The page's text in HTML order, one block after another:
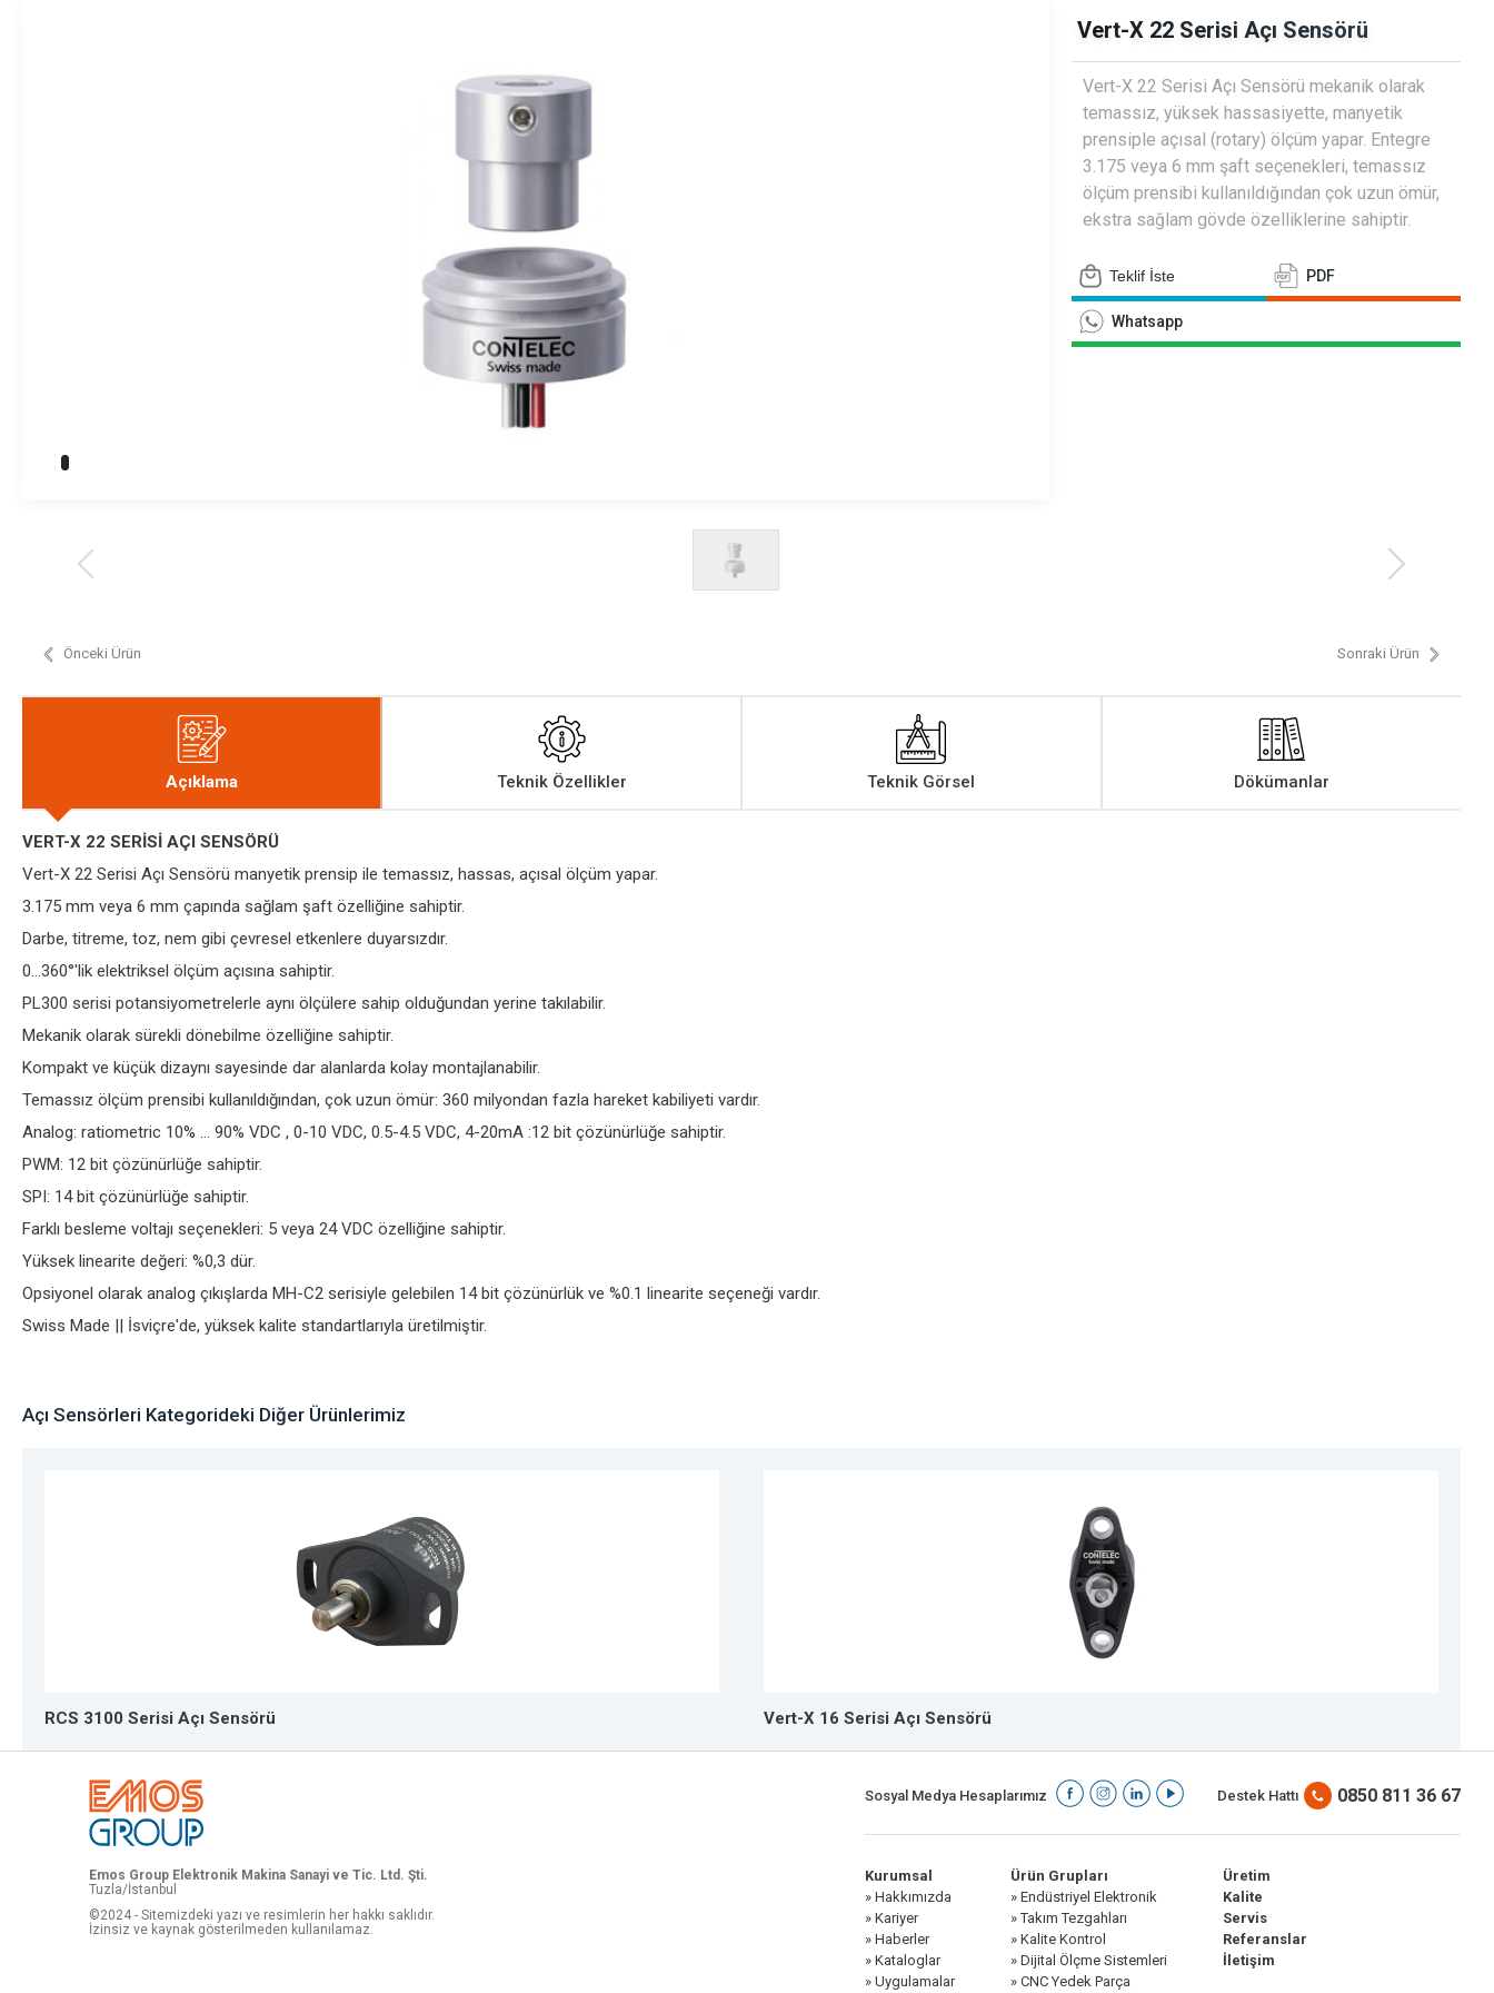
» Takım Tezgahları
Potansiyometreler
Endüstriyel Otomasyon ve Kontrol
Vert-X 22 Serisi Açı Sensörü
Vert-X 22 Serisi Açı Sensörü mekanik olarak
temassız, yüksek hassasiyette, manyetik
prensiple açısal (rotary) ölçüm yapar. Entegre
3.175 veya 6 mm şaft seçenekleri, temassız
ölçüm prensibi kullanıldığından çok uzun ömür,
ekstra sağlam gövde özelliklerine sahiptir.
Teklif İste PDF
Whatsapp
Önceki Ürün Sonraki Ürün
Açıklama Teknik Özellikler Teknik Görsel Dökümanlar
VERT-X 22 SERİSİ AÇI SENSÖRÜ
Vert-X 22 Serisi Açı Sensörü manyetik prensip ile temassız, hassas, açısal ölçüm yapar.
3.175 mm veya 6 mm çapında sağlam şaft özelliğine sahiptir.
Darbe, titreme, toz, nem gibi çevresel etkenlere duyarsızdır.
0...360°'lik elektriksel ölçüm açısına sahiptir.
PL300 serisi potansiyometrelerle aynı ölçülere sahip olduğundan yerine takılabilir.
Mekanik olarak sürekli dönebilme özelliğine sahiptir.
Kompakt ve küçük dizaynı sayesinde dar alanlarda kolay montajlanabilir.
Temassız ölçüm prensibi kullanıldığından, çok uzun ömür: 360 milyondan fazla hareket kabiliyeti vardır.
Analog: ratiometric 10% ... 90% VDC , 0-10 VDC, 0.5-4.5 VDC, 4-20mA :12 bit çözünürlüğe sahiptir.
PWM: 12 bit çözünürlüğe sahiptir.
SPI: 14 bit çözünürlüğe sahiptir.
Farklı besleme voltajı seçenekleri: 5 veya 24 VDC özelliğine sahiptir.
Yüksek linearite değeri: %0,3 dür.
Opsiyonel olarak analog çıkışlarda MH-C2 serisiyle gelebilen 14 bit çözünürlük ve %0.1 linearite seçeneği vardır.
Swiss Made || İsviçre'de, yüksek kalite standartlarıyla üretilmiştir.
Açı Sensörleri Kategorideki Diğer Ürünlerimiz
RCS 3100 Serisi Açı Sensörü Vert-X 16 Serisi Açı Sensörü
Emos Group Elektronik Makina Sanayi ve Tic. Ltd. Şti.
Tuzla/İstanbul
©2024 - Sitemizdeki yazı ve resimlerin her hakkı saklıdır.
İzinsiz ve kaynak gösterilmeden kullanılamaz.
Sosyal Medya Hesaplarımız Destek Hattı 0850 811 36 67
Kurumsal
» Hakkımızda
» Kariyer
» Haberler
» Kataloglar
» Uygulamalar
Ürün Grupları
» Endüstriyel Elektronik
» Takım Tezgahları
» Kalite Kontrol
» Dijital Ölçme Sistemleri
» CNC Yedek Parça
Üretim
Kalite
Servis
Referanslar
İletişim